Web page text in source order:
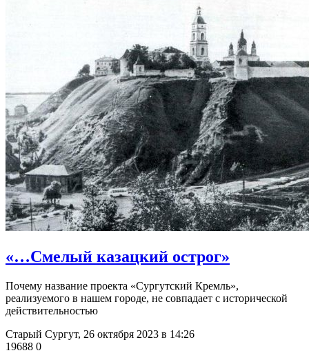
«…Смелый казацкий острог»
Почему название проекта «Сургутский Кремль»,
реализуемого в нашем городе, не совпадает с исторической
действительностью
Старый Сургут, 26 октября 2023 в 14:26
19688 0